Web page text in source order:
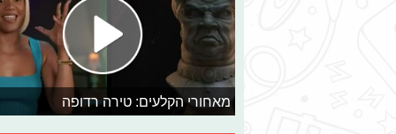
מאחורי הקלעים: טירה רדופה